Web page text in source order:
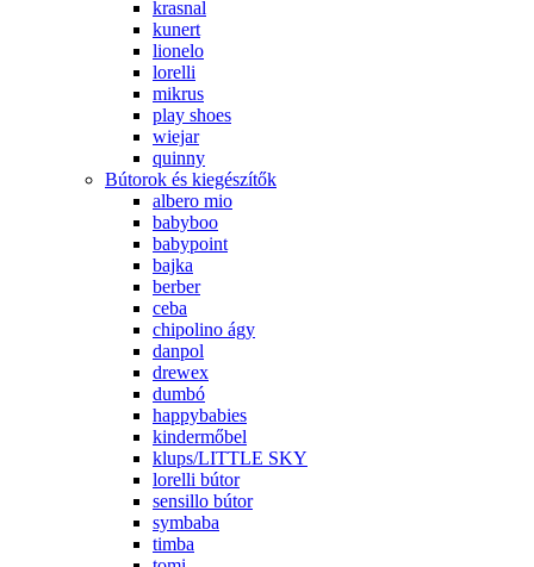
krasnal
kunert
lionelo
lorelli
mikrus
play shoes
wiejar
quinny
Bútorok és kiegészítők
albero mio
babyboo
babypoint
bajka
berber
ceba
chipolino ágy
danpol
drewex
dumbó
happybabies
kindermőbel
klups/LITTLE SKY
lorelli bútor
sensillo bútor
symbaba
timba